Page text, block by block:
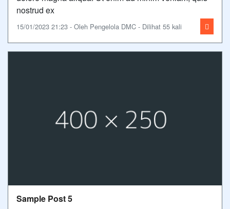
nostrud ex
15/01/2023 21:23 - Oleh Pengelola DMC - Dilihat 55 kali
Sample Post 5